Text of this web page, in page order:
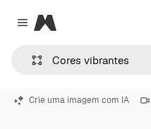
Close menu
Magnific
Crie uma imagem com IA